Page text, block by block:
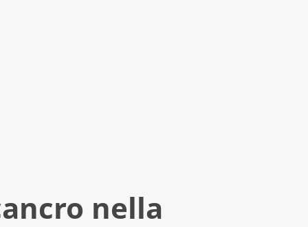
nella